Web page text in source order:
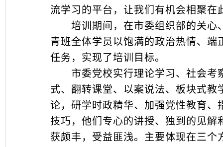
流学习的平台，让我们有机会相聚
培训期间，在市委组织部的关心
青班全体学员以饱满的政治热情、
任务，实现了培训目标。
市委党校实行理论学习、社会考
式、翻转课堂、以案说法、板块式
论，研学时政精华、加强党性教育
技巧，他们专心的讲授、独到的见
获颇丰，受益匪浅。主要体现在三个